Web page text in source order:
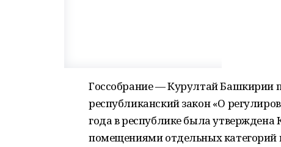
Госсобрание — Курултай Башкирии
республиканский закон «О
года в республике была
помещениями отдельных